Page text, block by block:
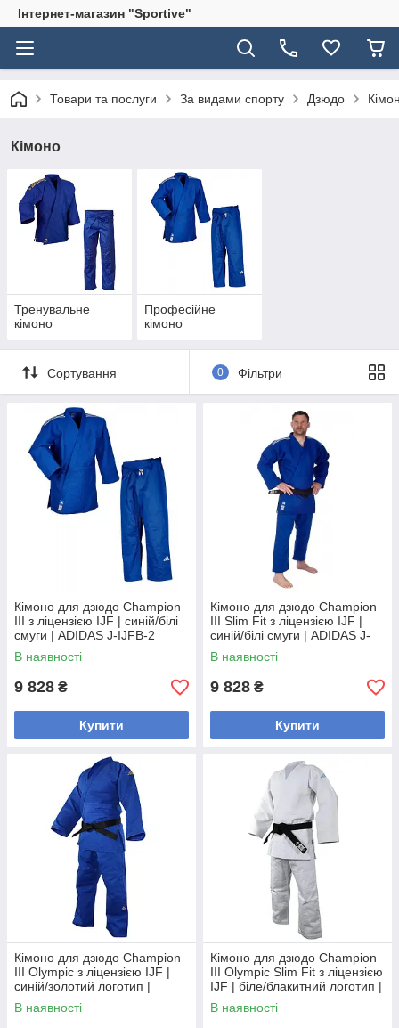
Інтернет-магазин "Sportive"
Товари та послуги За видами спорту Дзюдо
Кімоно
Тренувальне
кімоно
Професійне
кімоно
Сортування 0 Фільтри
Кімоно для дзюдо Champion
III з ліцензією IJF | синій/білі
смуги | ADIDAS J-IJFB-2
В наявності
9 828 ₴
Купити
Кімоно для дзюдо Champion
III Slim Fit з ліцензією IJF |
синій/білі смуги | ADIDAS J-
IJFB-1
В наявності
9 828 ₴
Купити
Кімоно для дзюдо Champion
III Olympic з ліцензією IJF |
синій/золотий логотип |
ADIDAS J-IJFB3-L
В наявності
Кімоно для дзюдо Champion
III Olympic Slim Fit з ліцензією
IJF | біле/блакитний логотип |
ADIDAS J-IJF3-L
В наявності